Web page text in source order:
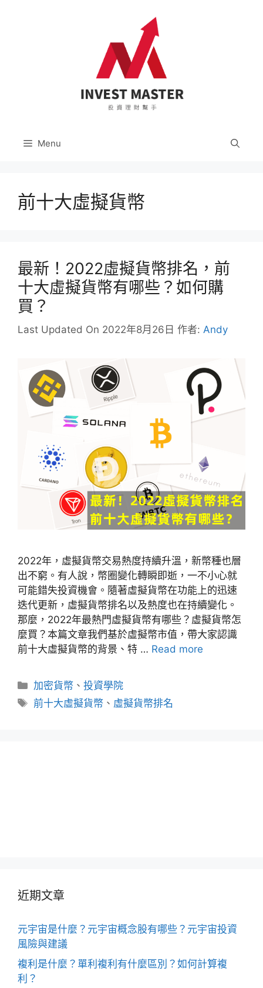
Menu
前十大虛擬貨幣
最新！2022虛擬貨幣排名，前
十大虛擬貨幣有哪些？如何購
買？
Last Updated On 2022年8月26日 作者: Andy
2022年，虛擬貨幣交易熱度持續升溫，新幣種也層
出不窮。有人說，幣圈變化轉瞬即逝，一不小心就
可能錯失投資機會。隨著虛擬貨幣在功能上的迅速
迭代更新，虛擬貨幣排名以及熱度也在持續變化。
那麼，2022年最熱門虛擬貨幣有哪些？虛擬貨幣怎
麼買？本篇文章我們基於虛擬幣市值，帶大家認識
前十大虛擬貨幣的背景、特 … Read more
分
類
加密貨幣 、投資學院
標
前十大虛擬貨幣 、 虛擬貨幣排名
近期文章
元宇宙是什麼？元宇宙概念股有哪些？元宇宙投資
風險與建議
複利是什麼？單利複利有什麼區別？如何計算複
利？